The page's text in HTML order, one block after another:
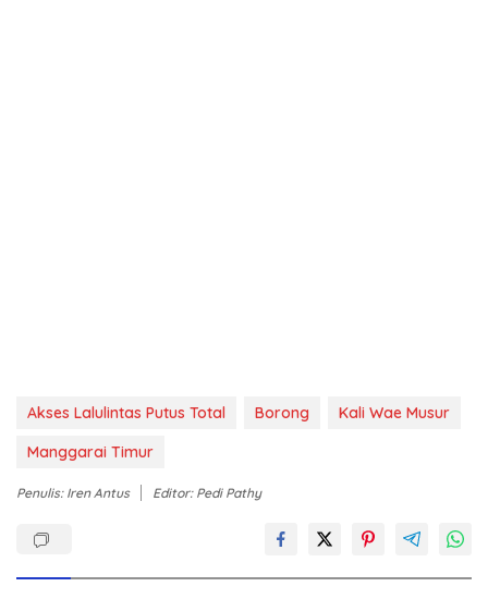
Akses Lalulintas Putus Total Borong
Kali Wae Musur
Manggarai Timur
Penulis: Iren Antus Editor: Pedi Pathy